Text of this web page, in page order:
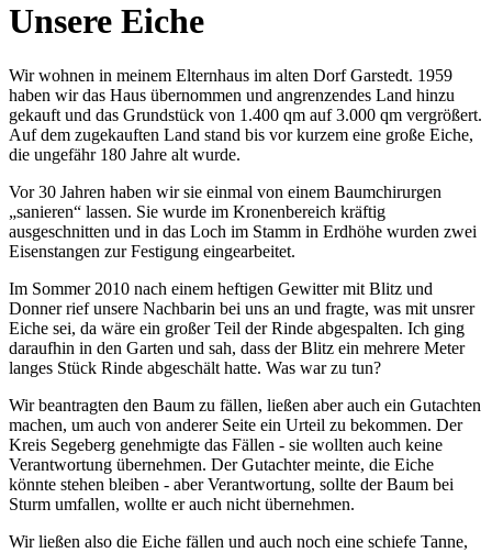
Unsere Eiche
Wir wohnen in meinem Elternhaus im alten Dorf Garstedt. 1959
haben wir das Haus übernommen und angrenzendes Land hinzu
gekauft und das Grundstück von 1.400 qm auf 3.000 qm vergrößert.
Auf dem zugekauften Land stand bis vor kurzem eine große Eiche,
die ungefähr 180 Jahre alt wurde.
Vor 30 Jahren haben wir sie einmal von einem Baumchirurgen
sanieren
lassen. Sie wurde im Kronenbereich kräftig
ausgeschnitten und in das Loch im Stamm in Erdhöhe wurden zwei
Eisenstangen zur Festigung eingearbeitet.
Im Sommer 2010 nach einem heftigen Gewitter mit Blitz und
Donner rief unsere Nachbarin bei uns an und fragte, was mit unsrer
Eiche sei, da wäre ein großer Teil der Rinde abgespalten. Ich ging
daraufhin in den Garten und sah, dass der Blitz ein mehrere Meter
langes Stück Rinde abgeschält hatte. Was war zu tun?
Wir beantragten den Baum zu fällen, ließen aber auch ein Gutachten
machen, um auch von anderer Seite ein Urteil zu bekommen. Der
Kreis Segeberg genehmigte das Fällen - sie wollten auch keine
Verantwortung übernehmen. Der Gutachter meinte, die Eiche
könnte stehen bleiben - aber Verantwortung, sollte der Baum bei
Sturm umfallen, wollte er auch nicht übernehmen.
Wir ließen also die Eiche fällen und auch noch eine schiefe Tanne,